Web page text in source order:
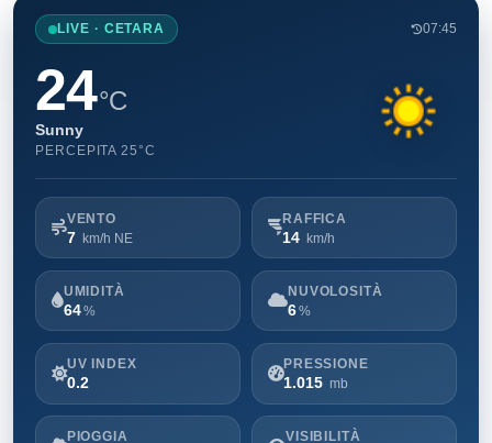
LIVE · CETARA 07:45
24°C
Sunny
PERCEPITA 25°C
VENTO
7 km/h NE
RAFFICA
14 km/h
UMIDITÀ
64 %
NUVOLOSITÀ
6%
UV INDEX
0.2
PRESSIONE
1.015 mb
PIOGGIA VISIBILITÀ